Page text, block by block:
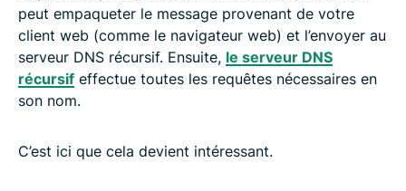
peut empaqueter le message provenant de votre
client web (comme le navigateur web) et l’envoyer au
serveur DNS récursif. Ensuite, le serveur DNS
récursif effectue toutes les requêtes nécessaires en
son nom.
C’est ici que cela devient intéressant.